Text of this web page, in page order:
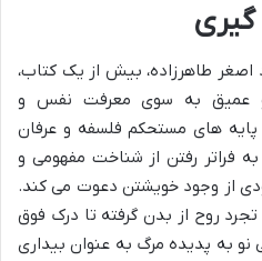
اصغر طاهرزاده، بیش از یک کتاب،
و عمیق به سوی معرفت نفس و
های مستحکم فلسفه و عرفان
به فراتر رفتن از شناخت مفهومی و
از وجود خویشتن دعوت می کند.
روح از بدن گرفته تا درک فوق
به پدیده مرگ به عنوان بیداری